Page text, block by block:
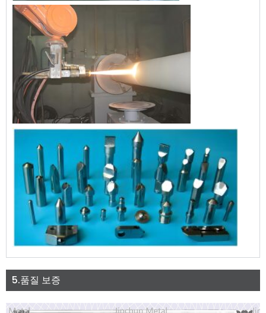
5.품질 보증